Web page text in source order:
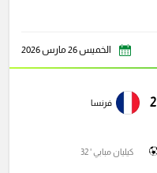
الخميس 26 مارس 2026
2 فرنسا
كيليان مبابي ' 32